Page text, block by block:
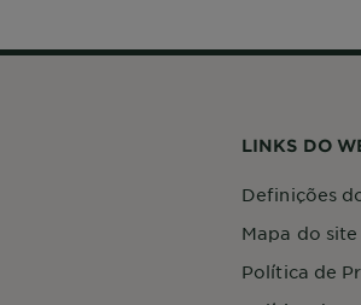
LINKS DO
Definições
Mapa do site
Política de